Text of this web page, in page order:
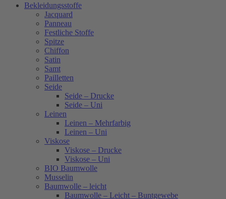
Bekleidungsstoffe
Jacquard
Panneau
Festliche Stoffe
Spitze
Chiffon
Satin
Samt
Pailletten
Seide
Seide – Drucke
Seide – Uni
Leinen
Leinen – Mehrfarbig
Leinen – Uni
Viskose
Viskose – Drucke
Viskose – Uni
BIO Baumwolle
Musselin
Baumwolle – leicht
Baumwolle – Leicht – Buntgewebe